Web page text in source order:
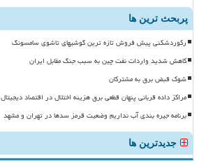
پربحث ترین ها
رکوردشکنی پیش فروش تازه ترین گوشیهای تاشوی سامسونگ
کاهش شدید واردات نفت چین به سبب جنگ مقابل ایران
شوک قبض برق به مشترکان
مراکز داده قربانی پنهان قطعی برق هزینه اختلال در اقتصاد دیجیتال
برنامه جیره بندی آب نداریم وضعیت قرمز سدها در تهران و مشهد
جدیدترین ها